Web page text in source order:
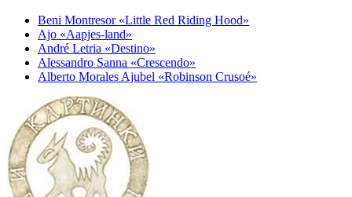
Beni Montresor «Little Red Riding Hood»
Ajo «Aapjes-land»
André Letria «Destino»
Alessandro Sanna «Crescendo»
Alberto Morales Ajubel «Robinson Crusoé»